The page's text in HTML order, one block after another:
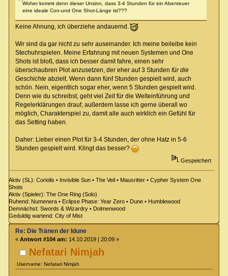
Woher kommt denn dieser Unsinn, dass 3-4 Stunden für ein Abenteuer
eine ideale Con-und One Shot-Länge ist???
Keine Ahnung, ich überziehe andauernd.
Wir sind da gar nicht zu sehr auseinander. Ich meine beileibe kein
Stechuhrspielen. Meine Erfahrung mit neuen Systemen und One
Shots ist bloß, dass ich besser damit fahre, einen sehr
überschaubren Plot anzusetzen, der eher auf 3 Stunden für die
Geschichteabzielt. Wenn dann fünf Stunden gespielt wird, auch
schön. Nein, eigentlich sogar eher, wenn 5 Stunden gespielt wird.
Denn wie du schreibst, geht viel Zeit für die Welteinführung und
Regelerklärungen drauf, außerdem lasse ich gerne überall wo
möglich, Charakterspiel zu, damit alle auch wirklich ein Gefühl für
das Setting haben.
Daher: Lieber einen Plot für 3-4 Stunden, der ohne Hatz in 5-6
Stunden gespielt wird. Klingt das besser?
Gespeichert
Aktiv (SL): Coriolis • Invisible Sun • The Veil • Mausritter • Cypher System One
Shots
Aktiv (Spieler): The One Ring (Solo)
Ruhend: Numenera • Eclipse Phase: Year Zero • Dune • Humblewood
Demnächst: Swords & Wizardry • Dolmenwood
Geduldig wartend: City of Mist
Nefatari Nimjah
Username: Nefatari Nimjah
Re: Die Tränen der Idune
« Antwort #104 am: 14.10.2019 | 20:09 »